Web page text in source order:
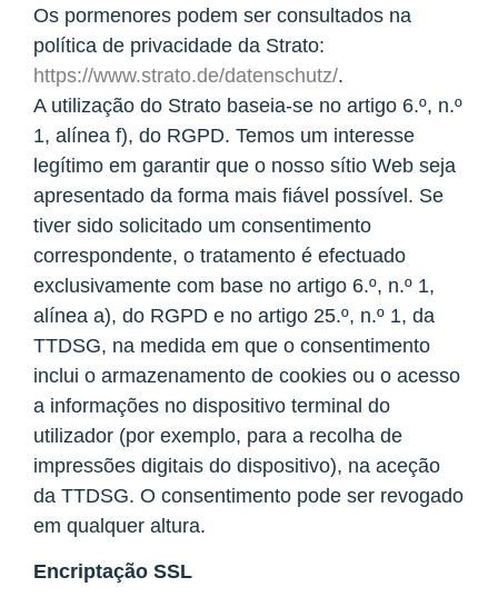
Os pormenores podem ser consultados na
política de privacidade da Strato:
https://www.strato.de/datenschutz/.
A utilização do Strato baseia-se no artigo 6.º, n.º
1, alínea f), do RGPD. Temos um interesse
legítimo em garantir que o nosso sítio Web seja
apresentado da forma mais fiável possível. Se
tiver sido solicitado um consentimento
correspondente, o tratamento é efectuado
exclusivamente com base no artigo 6.º, n.º 1,
alínea a), do RGPD e no artigo 25.º, n.º 1, da
TTDSG, na medida em que o consentimento
inclui o armazenamento de cookies ou o acesso
a informações no dispositivo terminal do
utilizador (por exemplo, para a recolha de
impressões digitais do dispositivo), na aceção
da TTDSG. O consentimento pode ser revogado
em qualquer altura.
Encriptação SSL